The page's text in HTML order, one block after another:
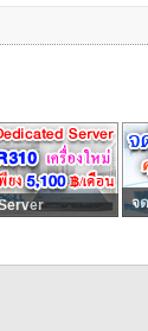
จ